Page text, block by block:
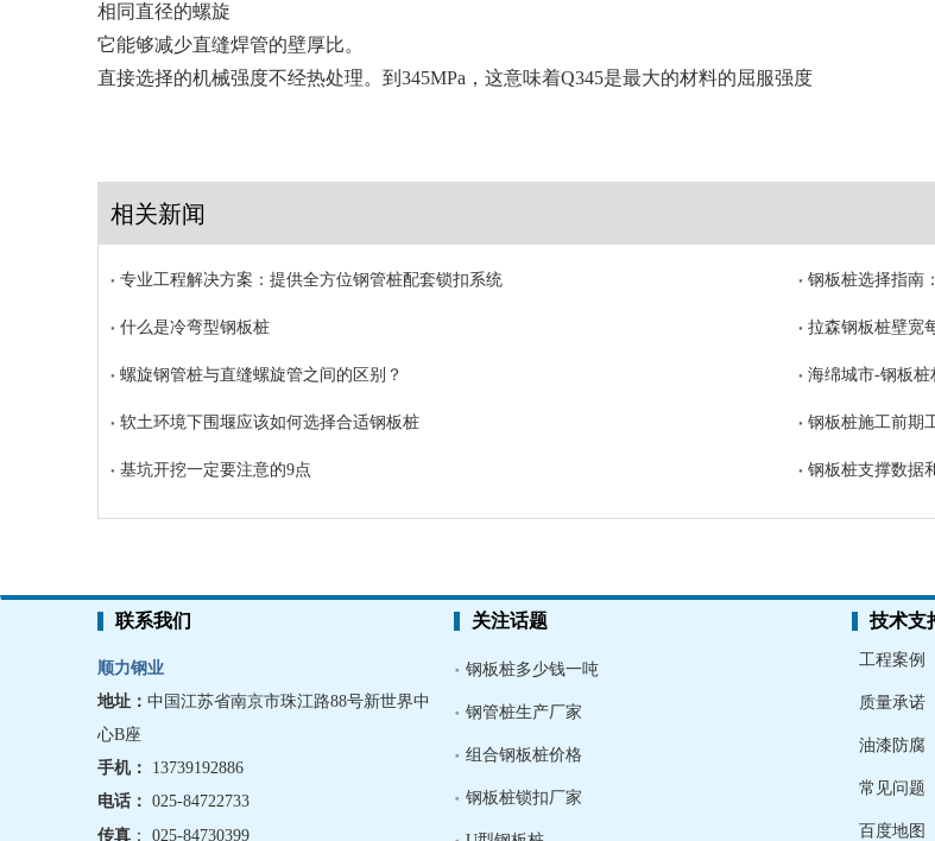
相同直径的螺旋
它能够减少直缝焊管的壁厚比。
直接选择的机械强度不经热处理。到345MPa，这意味着Q345是最大的材料的屈服强度
相关新闻
专业工程解决方案：提供全方位钢管桩配套锁扣系统 钢板桩选择指南
什么是冷弯型钢板桩 拉森钢板桩壁宽
螺旋钢管桩与直缝螺旋管之间的区别？ 海绵城市-钢板桩
软土环境下围堰应该如何选择合适钢板桩 钢板桩施工前期
基坑开挖一定要注意的9点 钢板桩支撑数据
联系我们
顺力钢业
地址： 中国江苏省南京市珠江路88号新世界中
心B座
手机：
13739192886
电话： 025-84722733
传真 ： 025-84730399
关注话题
钢板桩多少钱一吨
钢管桩生产厂家
组合钢板桩价格
钢板桩锁扣厂家
技术支
工程案例
质量承诺
油漆防腐
常见问题
百度地图